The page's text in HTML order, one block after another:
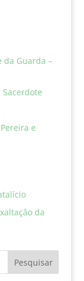
da Guarda –
e
da
Pesquisar